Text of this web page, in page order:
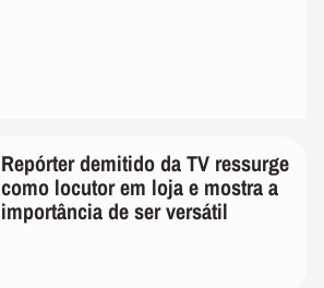
Repórter demitido da TV ressurge
como locutor em loja e mostra a
importância de ser versátil